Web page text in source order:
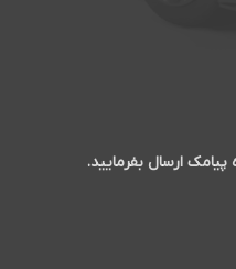
ارسال بفرمایید.